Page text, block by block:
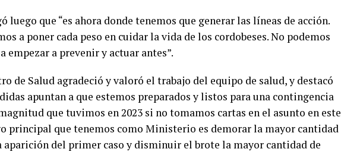
luego que “es ahora donde tenemos que generar las líneas de acción.
a poner cada peso en cuidar la vida de los cordobeses. No podemos
empezar a prevenir y actuar antes”.
de Salud agradeció y valoró el trabajo del equipo de salud, y destacó
apuntan a que estemos preparados y listos para una contingencia
que tuvimos en 2023 si no tomamos cartas en el asunto en este
principal que tenemos como Ministerio es demorar la mayor cantidad
del primer caso y disminuir el brote la mayor cantidad de